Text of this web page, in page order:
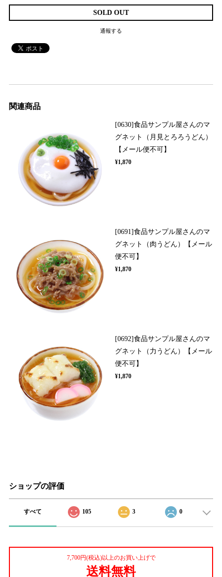
SOLD OUT
通報する
関連商品
[0630]食品サンプル屋さんのマ
グネット（月見とろろうどん）
【メール便不可】
¥1,870
[0691]食品サンプル屋さんのマ
グネット（肉うどん）【メール
便不可】
¥1,870
[0692]食品サンプル屋さんのマ
グネット（力うどん）【メール
便不可】
¥1,870
ショップの評価
すべて 105 3 0
7,700円(税込)以上のお買い上げで
送料無料